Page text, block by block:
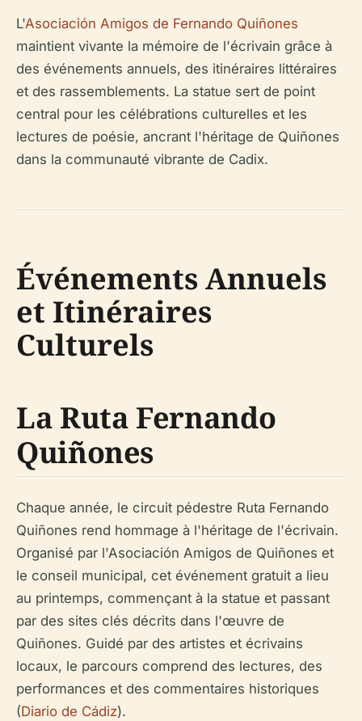
L'Asociación Amigos de Fernando Quiñones
maintient vivante la mémoire de l'écrivain grâce à
des événements annuels, des itinéraires littéraires
et des rassemblements. La statue sert de point
central pour les célébrations culturelles et les
lectures de poésie, ancrant l'héritage de Quiñones
dans la communauté vibrante de Cadix.
Événements Annuels
et Itinéraires
Culturels
La Ruta Fernando
Quiñones
Chaque année, le circuit pédestre Ruta Fernando
Quiñones rend hommage à l'héritage de l'écrivain.
Organisé par l'Asociación Amigos de Quiñones et
le conseil municipal, cet événement gratuit a lieu
au printemps, commençant à la statue et passant
par des sites clés décrits dans l'œuvre de
Quiñones. Guidé par des artistes et écrivains
locaux, le parcours comprend des lectures, des
performances et des commentaires historiques
(Diario de Cádiz).